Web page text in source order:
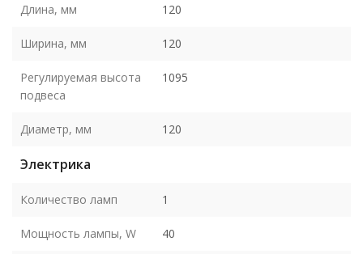
Длина, мм 120
Ширина, мм 120
Регулируемая высота
подвеса
1095
Диаметр, мм 120
Электрика
Количество ламп 1
Мощность лампы, W 40